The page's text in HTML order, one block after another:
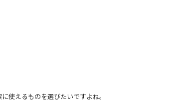
使えるものを選びたいですよね。